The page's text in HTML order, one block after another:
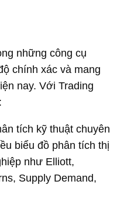
những công cụ
chính xác và mang
nay. Với Trading
tích kỹ thuật chuyên
biểu đồ phân tích thị
như Elliott,
Supply Demand,